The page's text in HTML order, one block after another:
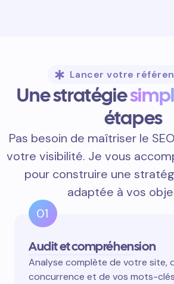
Lancer votre
Une stratégie
étapes
Pas besoin de maîtriser le
votre visibilité. Je vous
pour construire une
adaptée à vos
01
Audit et compréhension
Analyse complète de votre site,
concurrence et de vos mots-